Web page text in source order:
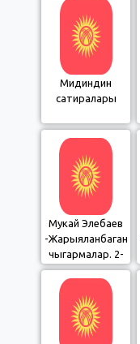
Мидиндин
сатиралары
Мукай Элебаев
-Жарыяланбаган
чыгармалар. 2-
бөлүм